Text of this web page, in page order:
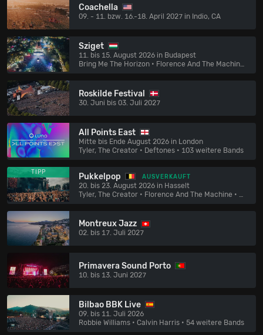
Coachella
09. - 11. bzw. 16.-18. April 2027 in Indio, CA
Sziget
11. bis 15. August 2026 in Budapest
Bring Me The Horizon • Florence And The Machine
Roskilde Festival
30. Juni bis 03. Juli 2027
All Points East
Mitte bis Ende August 2026 in London
Tyler, The Creator • Deftones • 103 weitere Bands
TIPP Pukkelpop AUSVERKAUFT
20. bis 23. August 2026 in Hasselt
Tyler, The Creator • Florence And The Machine • 136 weitere Bands
Montreux Jazz
02. bis 17. Juli 2027
Primavera Sound Porto
10. bis 13. Juni 2027
Bilbao BBK Live
09. bis 11. Juli 2026
Robbie Williams • Calvin Harris • 54 weitere Bands